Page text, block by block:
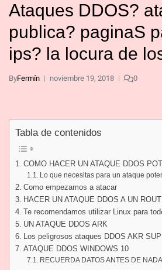
Ataques DDOS?
publica? paginaS
ips? la locura de
ByFermín noviembre 19, 2018 0
Tabla de contenidos
COMO HACER UN ATAQUE DDOS
Lo que necesitas para un ataque
Como empezamos a atacar
HACER UN ATAQUE DDOS A UN
Te recomendamos utilizar Linux para
UN ATAQUE DDOS ARK
Los peligrosos ataques DDOS AKR
ATAQUE DDOS WINDOWS 10
RECUERDA DATOS ANTES DE NADA